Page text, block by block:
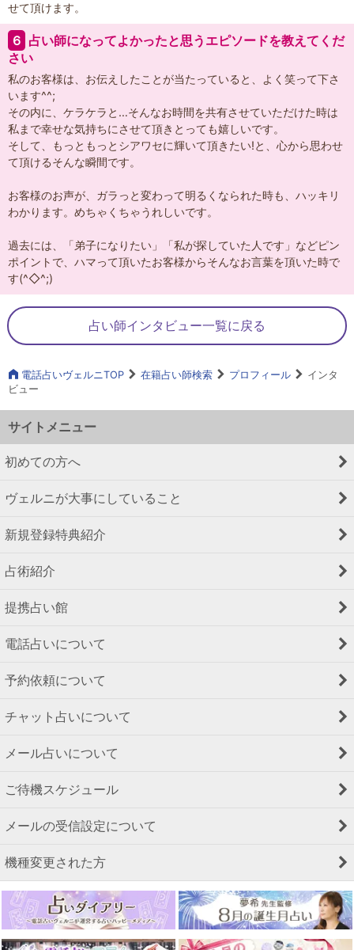
せて頂けます。
６ 占い師になってよかったと思うエピソードを教えてくだ
さい
私のお客様は、お伝えしたことが当たっていると、よく笑って下さ
います^^;
その内に、ケラケラと…そんなお時間を共有させていただけた時は
私まで幸せな気持ちにさせて頂きとっても嬉しいです。
そして、もっともっとシアワセに輝いて頂きたい!と、心から思わせ
て頂けるそんな瞬間です。
お客様のお声が、ガラっと変わって明るくなられた時も、ハッキリ
わかります。めちゃくちゃうれしいです。
過去には、「弟子になりたい」「私が探していた人です」などピン
ポイントで、ハマって頂いたお客様からそんなお言葉を頂いた時で
す(^◇^;)
占い師インタビュー一覧に戻る
電話占いヴェルニTOP 在籍占い師検索 プロフィール
インタ
ビュー
サイトメニュー
初めての方へ
ヴェルニが大事にしていること
新規登録特典紹介
占術紹介
提携占い館
電話占いについて
予約依頼について
チャット占いについて
メール占いについて
ご待機スケジュール
メールの受信設定について
機種変更された方